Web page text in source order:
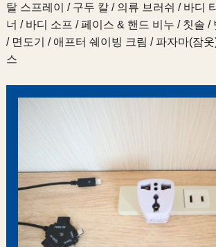
탈 스프레이 / 구두 칼 / 의류 브러쉬 / 바디
너 / 바디 소프 / 페이스 & 핸드 비누 / 칫솔 /
/ 면도기 / 애프터 쉐이빙 크림 / 파자마(잠
스